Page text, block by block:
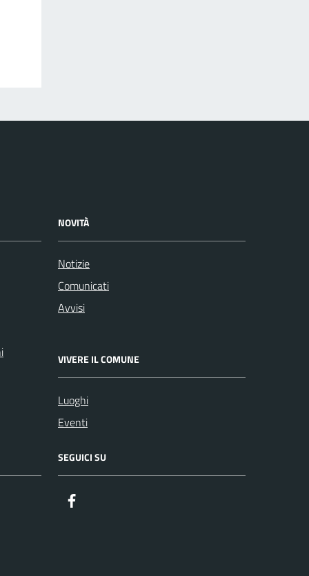
NOVITÀ
Notizie
Comunicati
Avvisi
VIVERE IL COMUNE
Luoghi
Eventi
SEGUICI SU